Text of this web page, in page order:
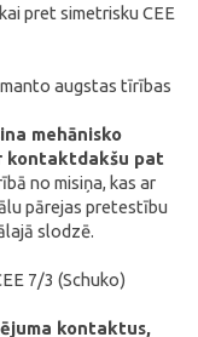
pret simetrisku CEE
augstas tīrības
mehānisko
kontaktdakšu pat
no misiņa, kas ar
pārejas pretestību
slodzē.
7/3 (Schuko)
kontaktus,